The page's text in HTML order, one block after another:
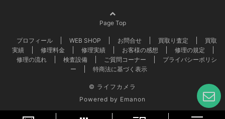
Page Top
プロフィール WEB SHOP お問合せ 買取り査定
買取
実績
修理料金 修理実績 お客様の感想
修理の規定
修理の流れ
検査設備 ご質問コーナー
プライバシーポリシ
ー
特商法に基づく表示
© ライフカメラ
Powered by Emanon